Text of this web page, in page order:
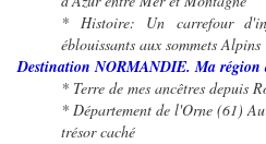
* Histoire: Un carrefour
éblouissants aux sommets Alpins
Destination NORMANDIE. Ma région
* Terre de mes ancêtres depuis
* Département de l'Orne (61)
trésor caché